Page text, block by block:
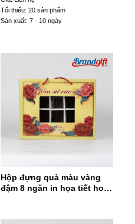
Tối thiểu: 20 sản phẩm
Sản xuất: 7 - 10 ngày
Hộp đựng quà màu vàng
đậm 8 ngăn in họa tiết hoa